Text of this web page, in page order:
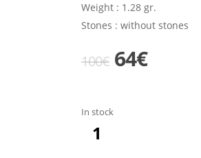
Weight : 1.28 gr.
Stones : without stones
100€ Original
64€
In stock